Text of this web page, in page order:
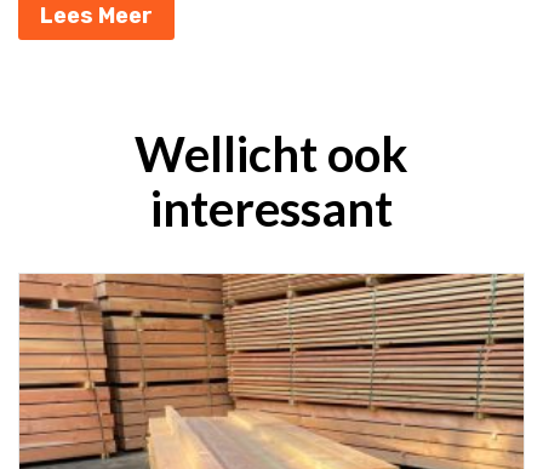
Lees Meer
Wellicht ook
interessant